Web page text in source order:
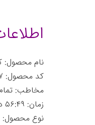
نام محصول:
کد محصول: CCSVB_07
مخاطب:
زمان: ۵۶:۴۹ دقیقه فیلم «اهداف زندگی‌ت را تدوین کن» در قالب ۵ قسمت و ۸۳:۲۳ دقیقه فیلم «نقشه زندگی‌ت را ترسیم کن!» در قالب ۷ قسمت
نوع محصول: